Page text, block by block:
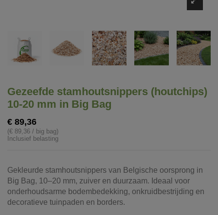
Gezeefde stamhoutsnippers (houtchips)
10-20 mm in Big Bag
€ 89,36
(€ 89,36 / big bag)
Inclusief belasting
Gekleurde stamhoutsnippers van Belgische oorsprong in
Big Bag, 10–20 mm, zuiver en duurzaam. Ideaal voor
onderhoudsarme bodembedekking, onkruidbestrijding en
decoratieve tuinpaden en borders.